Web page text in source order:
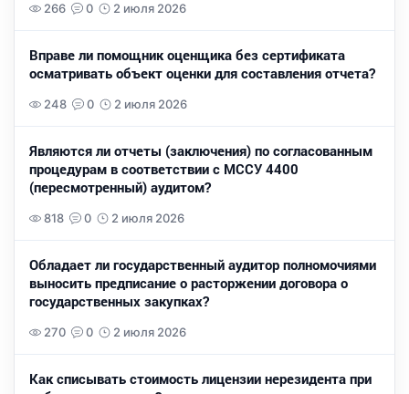
266 0 2 июля 2026
Вправе ли помощник оценщика без сертификата
осматривать объект оценки для составления отчета?
248 0 2 июля 2026
Являются ли отчеты (заключения) по согласованным
процедурам в соответствии с МССУ 4400
(пересмотренный) аудитом?
818 0 2 июля 2026
Обладает ли государственный аудитор полномочиями
выносить предписание о расторжении договора о
государственных закупках?
270 0 2 июля 2026
Как списывать стоимость лицензии нерезидента при